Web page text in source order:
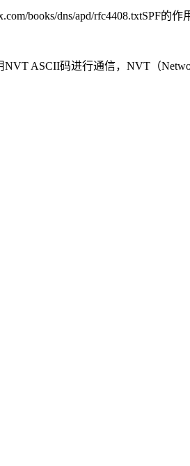
books/dns/apd/rfc4408.txtSPF的作
ASCII码进行通信，NVT（